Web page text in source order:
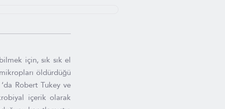
için, sık sık el
öldürdüğü
Robert Tukey ve
içerik olarak